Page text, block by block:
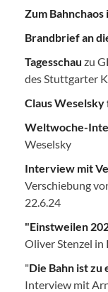
Zum
Brandbrief an
Tagesschau zu
des Stuttgarter
Claus
Weltwoche-
Weselsky
Interview mit
Verschiebung
22.6.24
"Einstweilen
Oliver Stenzel
"Die Bahn ist
Interview mit